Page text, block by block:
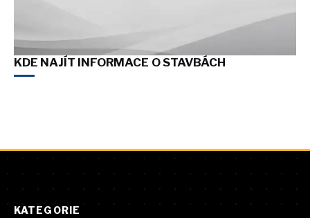
KDE NAJÍT INFORMACE O STAVBÁCH
KATEGORIE